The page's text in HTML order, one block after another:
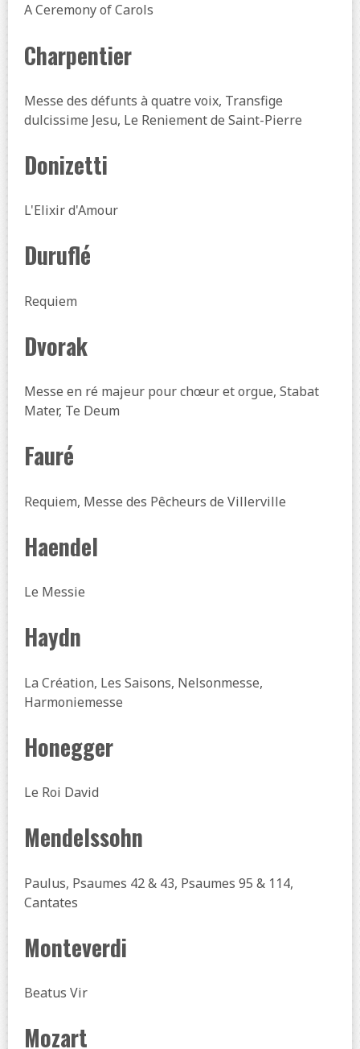
A Ceremony of Carols
Charpentier
Messe des défunts à quatre voix, Transfige
dulcissime Jesu, Le Reniement de Saint-Pierre
Donizetti
L'Elixir d'Amour
Duruflé
Requiem
Dvorak
Messe en ré majeur pour chœur et orgue, Stabat
Mater, Te Deum
Fauré
Requiem, Messe des Pêcheurs de Villerville
Haendel
Le Messie
Haydn
La Création, Les Saisons, Nelsonmesse,
Harmoniemesse
Honegger
Le Roi David
Mendelssohn
Paulus, Psaumes 42 & 43, Psaumes 95 & 114,
Cantates
Monteverdi
Beatus Vir
Mozart